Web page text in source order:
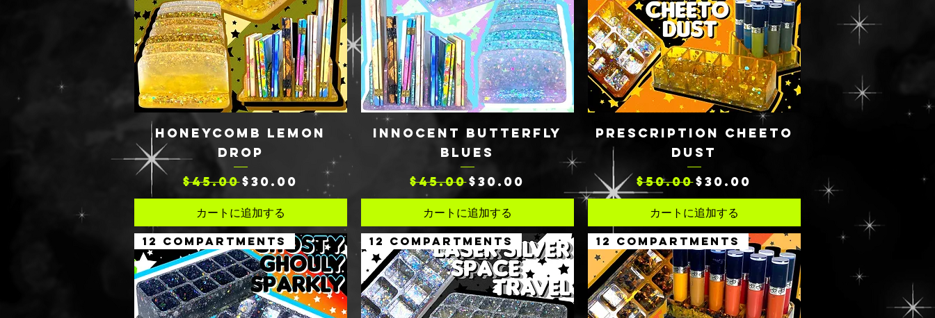
クイックビュー
HONEYCOMB LEMON
DROP
通常価格
$45.00セール価格
$30.00
カートに追加する
クイックビュー
INNOCENT BUTTERFLY
BLUES
通常価格
$45.00セール価格
$30.00
カートに追加する
クイックビュー
PRESCRIPTION CHEETO
DUST
通常価格
$50.00セール価格
$30.00
カートに追加する
12 COMPARTMENTS 12 COMPARTMENTS 12 COMPARTMENTS